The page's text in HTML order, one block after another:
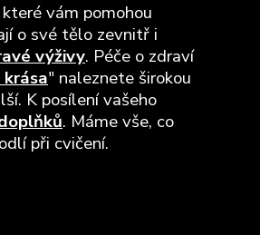
které vám pomohou
o své tělo zevnitř i
výživy. Péče o zdraví
" naleznete širokou
K posílení vašeho
. Máme vše, co
při cvičení.